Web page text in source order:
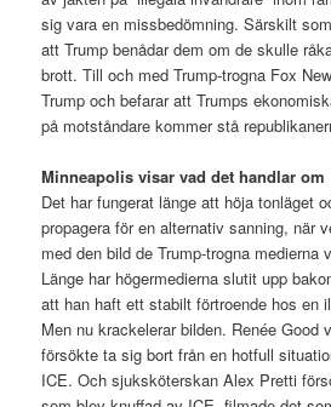
sig vara en missbedömning. Särskilt
att Trump benådar dem om de skulle
brott. Till och med Trump-trogna Fox
Trump och befarar att Trumps
på motståndare kommer stå
Minneapolis visar vad det handlar om
Det har fungerat länge att höja tonläget
propagera för en alternativ sanning, när
med den bild de Trump-trogna medierna
Länge har högermedierna slutit upp
att han haft ett stabilt förtroende hos en
Men nu krackelerar bilden. Renée Good
försökte ta sig bort från en hotfull
ICE. Och sjuksköterskan Alex Pretti